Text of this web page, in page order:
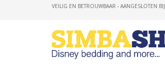
VEILIG EN BETROUWBAAR - AANGESLOTEN